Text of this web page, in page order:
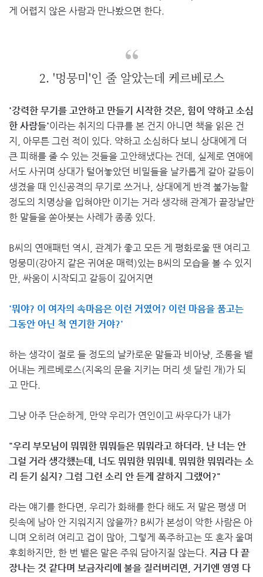
게 어렵지 않은 사람과 만나봤으면 한다.
2. '멍뭉미'인 줄 알았는데 케르베로스
'강력한 무기를 고안하고 만들기 시작한 것은, 힘이 약하고 소심
한 사람들'이라는 취지의 다큐를 본 건지 아니면 책을 읽은 건
지, 아무튼 그런 적이 있다. 약하고 소심하다 보니 상대에게 더
큰 피해를 줄 수 있는 것들을 고안해냈다는 건데, 실제로 연애에
서도 사귀며 상대가 털어놓았던 비밀들을 날카롭게 갈아 갈등이
생겼을 때 인신공격의 무기로 쓰거나, 상대에게 반격 불가능할
정도의 치명상을 입혀야만 이기는 거라 생각해 관계가 끝장날만
한 말들을 쏟아붓는 사례가 종종 있다.
B씨의 연애패턴 역시, 관계가 좋고 모든 게 평화로울 땐 여리고
멍뭉미(강아지 같은 귀여운 매력)있는 B씨의 모습을 볼 수 있지
만, 싸움이 시작되고 갈등이 깊어지면
'뭐야? 이 여자의 속마음은 이런 거였어? 이런 마음을 품고는
그동안 아닌 척 연기한 거야?'
하는 생각이 절로 들 정도의 날카로운 말들과 비아냥, 조롱을 뱉
어내는 케르베로스(지옥의 문을 지키는 머리 셋 달린 개)가 되
고 만다.
그냥 아주 단순하게, 만약 우리가 연인이고 싸우다가 내가
"우리 부모님이 뭐뭐한 뭐뭐들은 뭐뭐라고 하더라. 난 너는 안
그럴 거라 생각했는데, 너도 뭐뭐한 뭐뭐네. 뭐뭐한 뭐뭐라는 소
리 듣기 싫지? 그럼 그런 소리 안 듣게 잘하지 그랬어?"
라는 얘기를 한다면, 우리가 화해를 한다 해도 저 말은 평생 머
릿속에 남아 안 지워지지 않을까? B씨가 본성이 악한 사람은 아
니며 오히려 여리고 겁이 많아, 그렇게 폭주하고는 또 혼자 울며
후회하지만, 한 번 뱉은 말은 주워 담아지질 않는다. 지금 다 끝
장나는 것 같다며 보금자리에 불을 질러버리면, 거기엔 영영 다